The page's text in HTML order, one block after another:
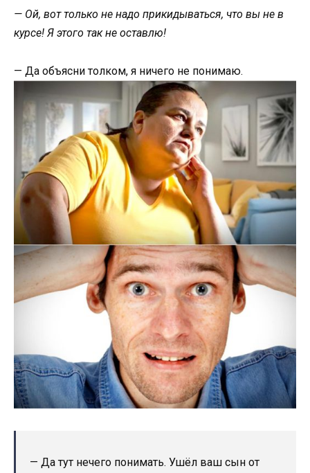
— Ой, вот только не надо прикидываться, что вы не в
курсе! Я этого так не оставлю!
— Да объясни толком, я ничего не понимаю.
— Да тут нечего понимать. Ушёл ваш сын от